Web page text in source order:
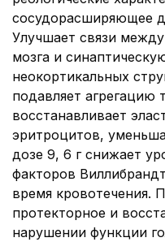
сосудорасширяющее
Улучшает связи
мозга и
неокортикальных
подавляет агрегацию
восстанавливает
эритроцитов,
дозе 9, 6 г снижает
факторов
время кровотечения.
протекторное и
нарушении функции